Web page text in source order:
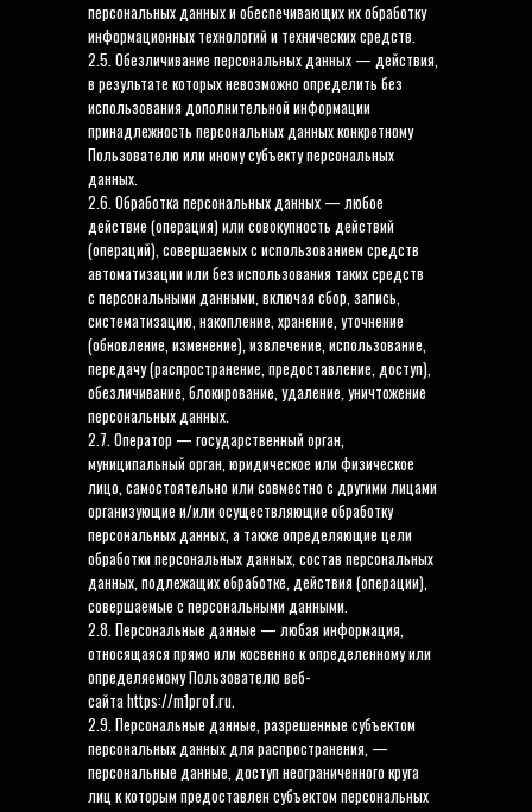
персональных данных и обеспечивающих их обработку
информационных технологий и технических средств.
2.5. Обезличивание персональных данных — действия,
в результате которых невозможно определить без
использования дополнительной информации
принадлежность персональных данных конкретному
Пользователю или иному субъекту персональных
данных.
2.6. Обработка персональных данных — любое
действие (операция) или совокупность действий
(операций), совершаемых с использованием средств
автоматизации или без использования таких средств
с персональными данными, включая сбор, запись,
систематизацию, накопление, хранение, уточнение
(обновление, изменение), извлечение, использование,
передачу (распространение, предоставление, доступ),
обезличивание, блокирование, удаление, уничтожение
персональных данных.
2.7. Оператор — государственный орган,
муниципальный орган, юридическое или физическое
лицо, самостоятельно или совместно с другими лицами
организующие и/или осуществляющие обработку
персональных данных, а также определяющие цели
обработки персональных данных, состав персональных
данных, подлежащих обработке, действия (операции),
совершаемые с персональными данными.
2.8. Персональные данные — любая информация,
относящаяся прямо или косвенно к определенному или
определяемому Пользователю веб-
сайта https://m1prof.ru.
2.9. Персональные данные, разрешенные субъектом
персональных данных для распространения, —
персональные данные, доступ неограниченного круга
лиц к которым предоставлен субъектом персональных